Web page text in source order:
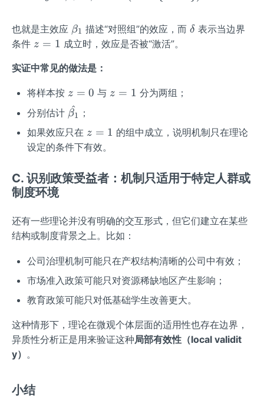
也就是主效应 \b
et
1
β1 描述“对照组”的效应，而\d
δ表示当边界
条件 z
1
z = 1 成立时，效应是否被“激活”。
实证中常见的做法是：
将样本按 z
=
0
z = 0 与 z
z = 1 分为两组；
分别估计 \ha
t
{\b
eta
β1
^
；
如果效应只在 z
=
z = 1 的组中成立，说明机制只在理论
设定的条件下有效。
C. 识别政策受益者：机制只适用于特定人群或
制度环境
还有一些理论并没有明确的交互形式，但它们建立在某些
结构或制度背景之上。比如：
公司治理机制可能只在产权结构清晰的公司中有效；
市场准入政策可能只对资源稀缺地区产生影响；
教育政策可能只对低基础学生改善更大。
这种情形下，理论在微观个体层面的适用性也存在边界，
异质性分析正是用来验证这种局部有效性（local validit
y） 。
小结